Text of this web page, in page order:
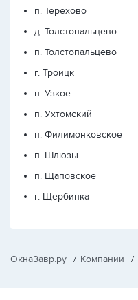
п. Терехово
д. Толстопальцево
п. Толстопальцево
г. Троицк
п. Узкое
п. Ухтомский
п. Филимонковское
п. Шлюзы
п. Щаповское
г. Щербинка
ОкнаЗавр.ру / Компании /